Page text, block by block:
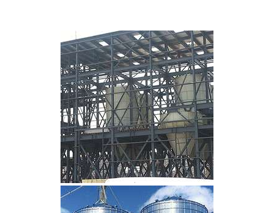
CLIQUEZ POUR AGRANDIR